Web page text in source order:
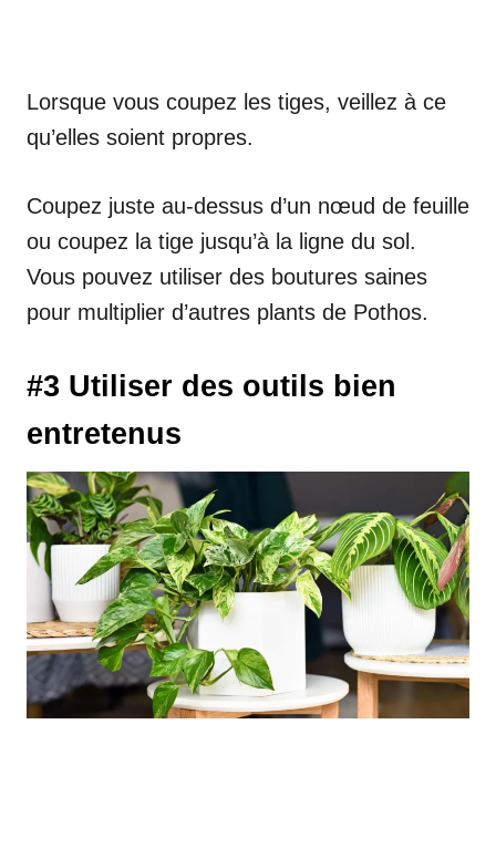
Lorsque vous coupez les tiges, veillez à ce
qu’elles soient propres.
Coupez juste au-dessus d’un nœud de feuille
ou coupez la tige jusqu’à la ligne du sol.
Vous pouvez utiliser des boutures saines
pour multiplier d’autres plants de Pothos.
#3 Utiliser des outils bien
entretenus